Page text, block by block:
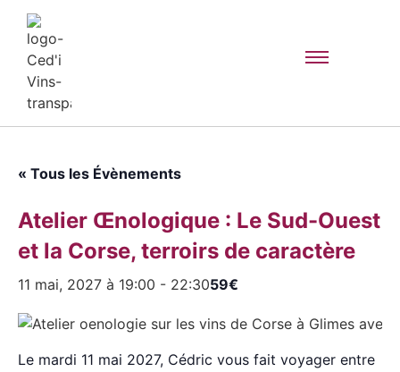
« Tous les Évènements
Atelier Œnologique : Le Sud-Ouest
et la Corse, terroirs de caractère
11 mai, 2027 à 19:00 - 22:3059€
Le mardi 11 mai 2027, Cédric vous fait voyager entre